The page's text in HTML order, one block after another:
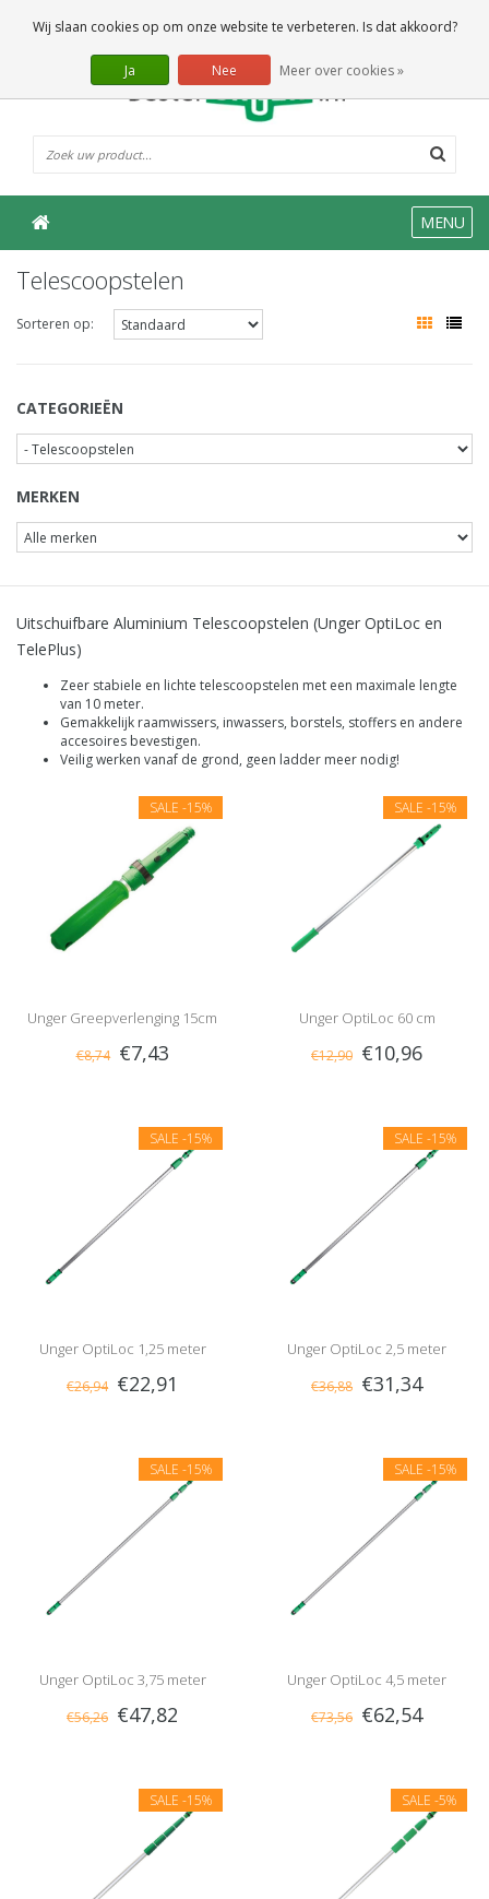
0 Artikelen
MENU
Telescoopstelen
Sorteren op:
CATEGORIEËN
MERKEN
Uitschuifbare Aluminium Telescoopstelen (Unger OptiLoc en
TelePlus)
Zeer stabiele en lichte telescoopstelen met een maximale lengte
van 10 meter.
Gemakkelijk raamwissers, inwassers, borstels, stoffers en andere
accesoires bevestigen.
Veilig werken vanaf de grond, geen ladder meer nodig!
SALE -15%
Unger Greepverlenging 15cm
€8,74 €7,43
SALE -15%
Unger OptiLoc 60 cm
€12,90 €10,96
SALE -15%
Unger OptiLoc 1,25 meter
€26,94 €22,91
SALE -15%
Unger OptiLoc 2,5 meter
€36,88 €31,34
SALE -15%
Unger OptiLoc 3,75 meter
€56,26 €47,82
SALE -15%
Unger OptiLoc 4,5 meter
€73,56 €62,54
SALE -15% SALE -5%
Wij slaan cookies op om onze website te verbeteren. Is dat akkoord?
Ja Nee Meer over cookies »